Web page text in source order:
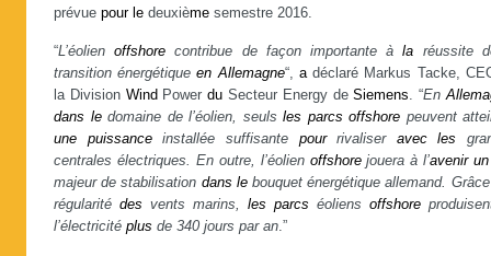
prévue pour le deuxième semestre 2016.
“L’éolienoffshore contribue de façon importante àla réussite
transition énergétiqueen Allemagne“, adéclaré Markus Tacke,
la Division Wind Powerdu Secteur Energy deSiemens. “En
dans ledomaine de l’éolien, seuls les parcs offshore peuvent
une
puissanceinstallée suffisante pourrivaliser avec les
centrales électriques. En outre, l’éolien offshorejouera à l’avenir un
majeur de stabilisation dans lebouquet énergétique allemand.
régularité des vents marins, les parcs éoliens offshore
l’électricité plus de 340 jours par an.”